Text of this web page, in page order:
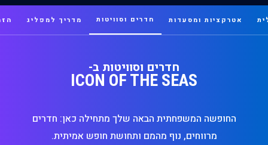
אטרקציות ומסעדות חדרים וסוויטות מדריך למפליג
חדרים וסוויטות ב-
ICON OF THE SEAS
החופשה המשפחתית הבאה שלך מתחילה כאן: חדרים
מרווחים, נוף מהמם ותחושת חופש אמיתית.